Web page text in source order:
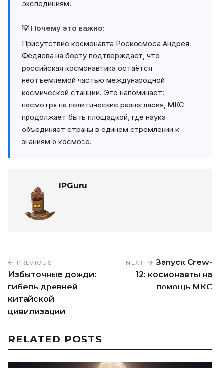
экспедициям.
💡 Почему это важно:
Присутствие космонавта Роскосмоса Андрея
Федяева на борту подтверждает, что
российская космонавтика остаётся
неотъемлемой частью международной
космической станции. Это напоминает:
несмотря на политические разногласия, МКС
продолжает быть площадкой, где наука
объединяет страны в едином стремлении к
знаниям о космосе.
IPGuru
PREVIOUS
Избыточные дожди:
гибель древней
китайской
цивилизации
NEXT
Запуск Crew-
12: космонавты на
помощь МКС
RELATED POSTS